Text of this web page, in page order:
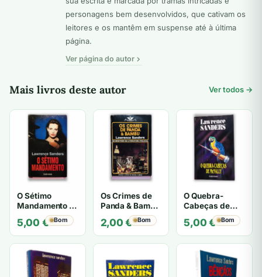
personagens bem desenvolvidos, que cativam os
leitores e os mantêm em suspense até à última
página.
Ver página do autor
Mais livros deste autor Ver todos →
O Sétimo
Mandamento -
Lawrence
Sanders
5,00 € Bom
Os Crimes de
Panda & Bambu
- Lawrence
Sanders
2,00€ Bom
O Quebra-
Cabeças de
McNally -
Lawrence
Sanders
5,00€ Bom